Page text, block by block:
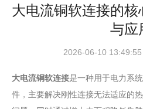
大电流铜软连接的
与应
2026-06-10
大电流铜软连接是一种用于电力系
件，主要解决刚性连接无法适应的